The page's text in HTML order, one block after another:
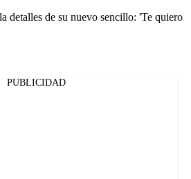
detalles de su nuevo sencillo: 'Te quiero
PUBLICIDAD